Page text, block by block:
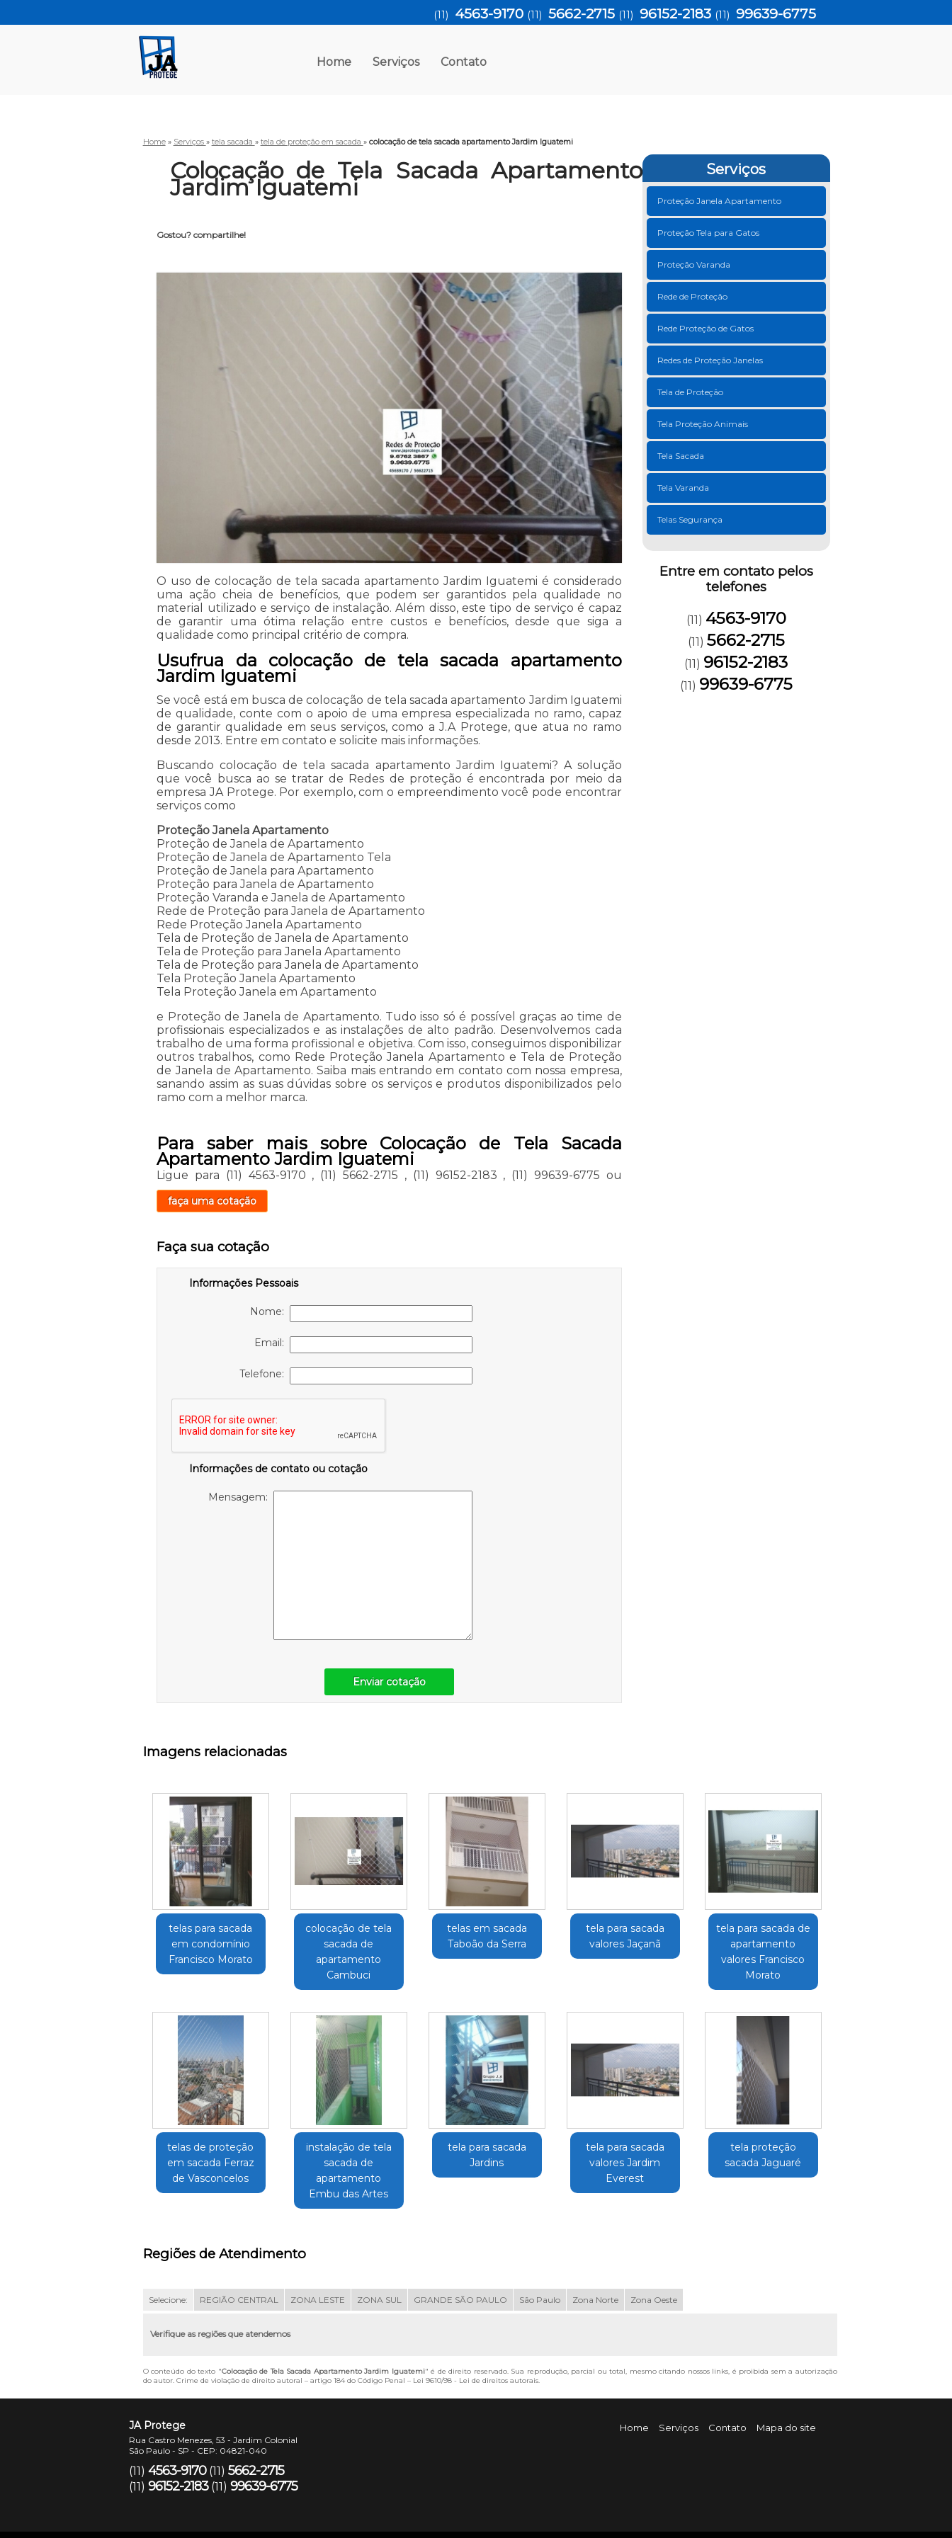
Home Serviços Contato
(11) 4563-9170 (11) 5662-2715 (11) 96152-2183 (11) 99639-6775
Home » Serviços » tela sacada » tela de proteção em sacada » colocação de tela sacada apartamento Jardim Iguatemi
Serviços
Proteção Janela Apartamento
Proteção Tela para Gatos
Proteção Varanda
Rede de Proteção
Rede Proteção de Gatos
Redes de Proteção Janelas
Tela de Proteção
Tela Proteção Animais
Tela Sacada
Tela Varanda
Telas Segurança
Entre em contato pelos
telefones
(11) 4563-9170
(11) 5662-2715
(11) 96152-2183
(11) 99639-6775
Colocação de Tela Sacada Apartamento
Jardim Iguatemi
Gostou? compartilhe!
O uso de colocação de tela sacada apartamento Jardim Iguatemi é considerado
uma ação cheia de benefícios, que podem ser garantidos pela qualidade no
material utilizado e serviço de instalação. Além disso, este tipo de serviço é capaz
de garantir uma ótima relação entre custos e benefícios, desde que siga a
qualidade como principal critério de compra.
Usufrua da colocação de tela sacada apartamento
Jardim Iguatemi
Se você está em busca de colocação de tela sacada apartamento Jardim Iguatemi
de qualidade, conte com o apoio de uma empresa especializada no ramo, capaz
de garantir qualidade em seus serviços, como a J.A Protege, que atua no ramo
desde 2013. Entre em contato e solicite mais informações.
Buscando colocação de tela sacada apartamento Jardim Iguatemi? A solução
que você busca ao se tratar de Redes de proteção é encontrada por meio da
empresa JA Protege. Por exemplo, com o empreendimento você pode encontrar
serviços como
Proteção Janela Apartamento
Proteção de Janela de Apartamento
Proteção de Janela de Apartamento Tela
Proteção de Janela para Apartamento
Proteção para Janela de Apartamento
Proteção Varanda e Janela de Apartamento
Rede de Proteção para Janela de Apartamento
Rede Proteção Janela Apartamento
Tela de Proteção de Janela de Apartamento
Tela de Proteção para Janela Apartamento
Tela de Proteção para Janela de Apartamento
Tela Proteção Janela Apartamento
Tela Proteção Janela em Apartamento
e Proteção de Janela de Apartamento. Tudo isso só é possível graças ao time de
profissionais especializados e as instalações de alto padrão. Desenvolvemos cada
trabalho de uma forma profissional e objetiva. Com isso, conseguimos disponibilizar
outros trabalhos, como Rede Proteção Janela Apartamento e Tela de Proteção
de Janela de Apartamento. Saiba mais entrando em contato com nossa empresa,
sanando assim as suas dúvidas sobre os serviços e produtos disponibilizados pelo
ramo com a melhor marca.
Para saber mais sobre Colocação de Tela Sacada
Apartamento Jardim Iguatemi
Ligue para (11) 4563-9170 , (11) 5662-2715 , (11) 96152-2183 , (11) 99639-6775 ou
faça uma cotação
Faça sua cotação
Informações Pessoais
Nome:
Email:
Telefone:
Informações de contato ou cotação
Mensagem:
Enviar cotação
Imagens relacionadas
telas para sacada
em condomínio
Francisco Morato
colocação de tela
sacada de
apartamento
Cambuci
telas em sacada
Taboão da Serra
tela para sacada
valores Jaçanã
tela para sacada de
apartamento
valores Francisco
Morato
telas de proteção
em sacada Ferraz
de Vasconcelos
instalação de tela
sacada de
apartamento
Embu das Artes
tela para sacada
Jardins
tela para sacada
valores Jardim
Everest
tela proteção
sacada Jaguaré
Regiões de Atendimento
Selecione: REGIÃO CENTRAL ZONA LESTE ZONA SUL GRANDE SÃO PAULO São Paulo Zona Norte Zona Oeste
Verifique as regiões que atendemos
O conteúdo do texto "Colocação de Tela Sacada Apartamento Jardim Iguatemi" é de direito reservado. Sua reprodução, parcial ou total, mesmo citando nossos links, é proibida sem a autorização
do autor. Crime de violação de direito autoral – artigo 184 do Código Penal – Lei 9610/98 - Lei de direitos autorais.
JA Protege
Rua Castro Menezes, 53 - Jardim Colonial
São Paulo - SP - CEP: 04821-040
(11) 4563-9170 (11) 5662-2715
(11) 96152-2183 (11) 99639-6775
Home Serviços Contato Mapa do site